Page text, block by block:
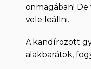
önmagában! De
vele leállni.
A kandírozott
alakbarátok,